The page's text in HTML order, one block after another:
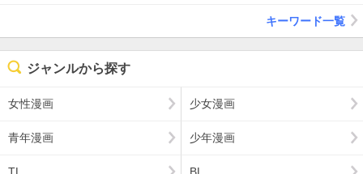
キーワード一覧
ジャンルから探す
女性漫画 少女漫画
青年漫画 少年漫画
TL BL